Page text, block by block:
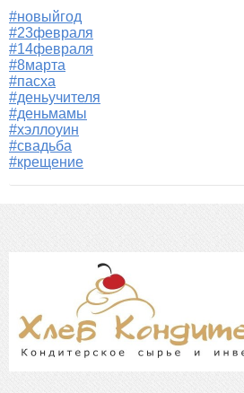
#новыйгод
#23февраля
#14февраля
#8марта
#пасха
#деньучителя
#деньмамы
#хэллоуин
#свадьба
#крещение